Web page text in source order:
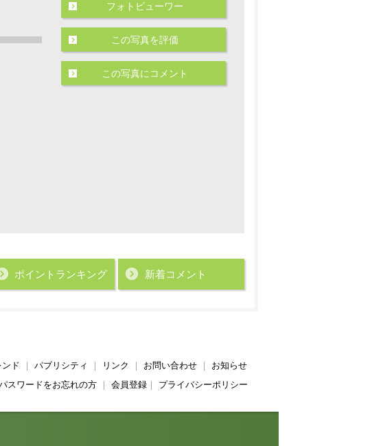
フォトビューワー
この写真を評価
この写真にコメント
ポイント ランキング 新着コメント
ンド パブリシティ リンク お問い合わせ｜ お知らせ
スワードをお忘れの方｜ 会員登録｜ プライバシーポリシー